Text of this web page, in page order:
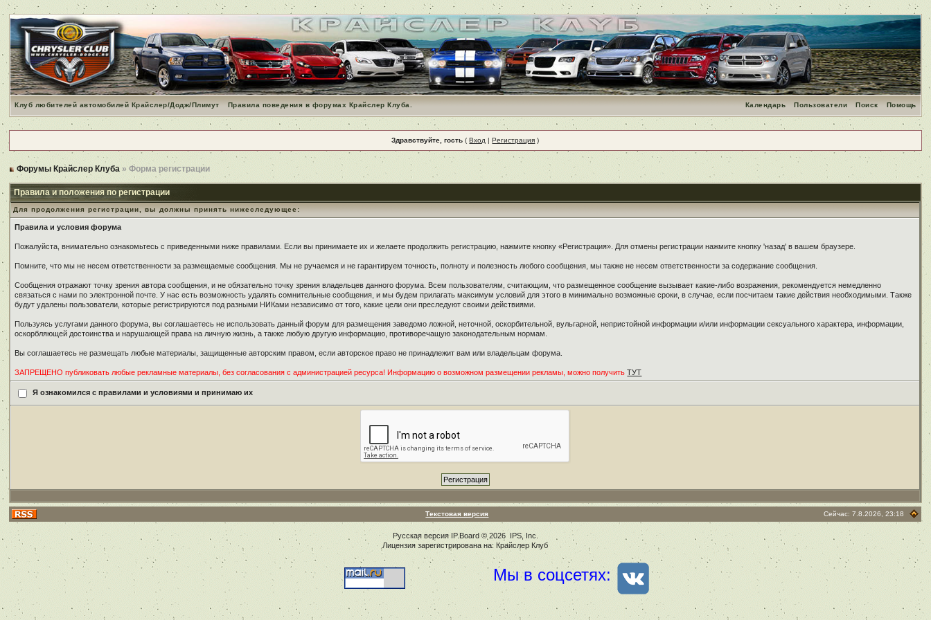
Клуб любителей автомобилей Крайслер/Додж/Плимут Правила поведения в форумах Крайслер Клуба. Помощь
Поиск
Пользователи
Календарь
Здравствуйте, гость (Вход |Регистрация )
Форумы Крайслер Клуба » Форма регистрации
Правила и положения по регистрации
Для продолжения регистрации, вы должны принять нижеследующее:
Правила и условия форума
Пожалуйста, внимательно ознакомьтесь с приведенными ниже правилами. Если вы принимаете их и желаете продолжить регистрацию, нажмите кнопку «Регистрация». Для отмены регистрации нажмите кнопку 'назад' в вашем браузере.
Помните, что мы не несем ответственности за размещаемые сообщения. Мы не ручаемся и не гарантируем точность, полноту и полезность любого сообщения, мы также не несем ответственности за содержание сообщения.
Сообщения отражают точку зрения автора сообщения, и не обязательно точку зрения владельцев данного форума. Всем пользователям, считающим, что размещенное сообщение вызывает какие-либо возражения, рекомендуется немедленно
связаться с нами по электронной почте. У нас есть возможность удалять сомнительные сообщения, и мы будем прилагать максимум условий для этого в минимально возможные сроки, в случае, если посчитаем такие действия необходимыми. Также
будут удалены пользователи, которые регистрируются под разными НИКами независимо от того, какие цели они преследуют своими действиями.
Пользуясь услугами данного форума, вы соглашаетесь не использовать данный форум для размещения заведомо ложной, неточной, оскорбительной, вульгарной, непристойной информации и/или информации сексуального характера, информации,
оскорбляющей достоинства и нарушающей права на личную жизнь, а также любую другую информацию, противоречащую законодательным нормам.
Вы соглашаетесь не размещать любые материалы, защищенные авторским правом, если авторское право не принадлежит вам или владельцам форума.
ЗАПРЕЩЕНО публиковать любые рекламные материалы, без согласования с администрацией ресурса! Информацию о возможном размещении рекламы, можно получитьТУТ
Я ознакомился с правилами и условиями и принимаю их
Текстовая версия Сейчас: 7.8.2026, 23:18
Русская версия IP.Board© 2026 IPS, Inc
Лицензия зарегистрирована на: Крайслер Клуб
Мы в соцсетях: